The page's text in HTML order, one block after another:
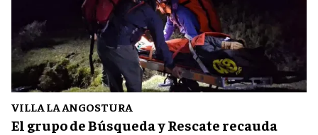
VILLA LA ANGOSTURA
El grupo de Búsqueda y Rescate recauda